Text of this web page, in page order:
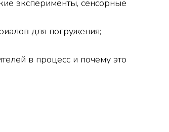
эксперименты, сенсорные
для погружения;
в процесс и почему это